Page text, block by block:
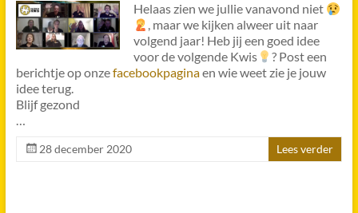
Helaas zien we jullie vanavond niet
, maar we kijken alweer uit naar
volgend jaar! Heb jij een goed idee
voor de volgende Kwis
? Post een
berichtje op onzefacebookpaginaen wie weet zie je jouw
idee terug.
Blijf gezond
…
28 december 2020 Lees verder